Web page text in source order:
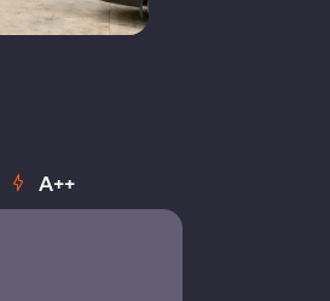
A++